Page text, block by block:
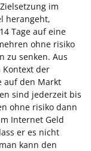
im
herangeht,
Tage auf eine
ohne risiko
zu senken. Aus
der
auf den Markt
sind jederzeit bis
ohne risiko dann
Internet Geld
er es nicht
kann den